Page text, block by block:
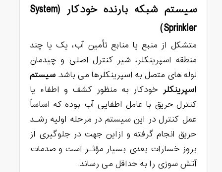
سیستم شبکه بارنده خودکار (System
Sprinkler)
متشکل از منبع یا منابع تأمین آب، یک یا چند
منطقه اسپرینکلر، شیر کنترل اصلی و چیدمان
لوله های متصل به اسپرینکلرها می باشد.سیستم
اسپرینکلر خودکار به منظور کشف و اطفاء یا
کنترل حریق با عامل اطفایى آب بوده که اساساً
عمل کنترل در این سیستم در مرحله اولیه رشـد
حریق انجام گرفته و ازاین جهت در جلوگیرى از
بروز خسارات بعدى بسیار مؤثـر است و صدمات
آتش سوزى را به حداقل می رساند.